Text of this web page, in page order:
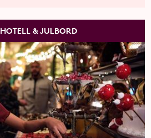
HOTELL & JULBORD